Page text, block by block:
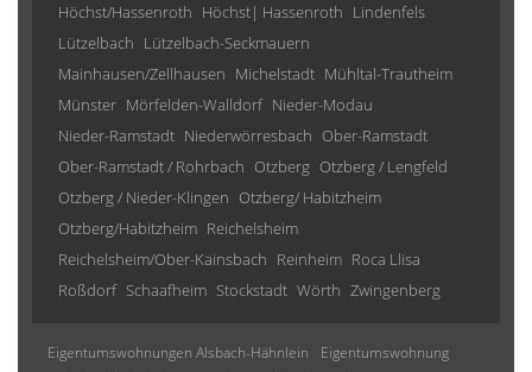
Höchst/Hassenroth Höchst| Hassenroth Lindenfels
Lützelbach Lützelbach-Seckmauern
Mainhausen/Zellhausen Michelstadt Mühltal-Trautheim
Münster Mörfelden-Walldorf Nieder-Modau
Nieder-Ramstadt Niederwörresbach Ober-Ramstadt
Ober-Ramstadt / Rohrbach Otzberg Otzberg / Lengfeld
Otzberg / Nieder-Klingen Otzberg/ Habitzheim
Otzberg/Habitzheim Reichelsheim
Reichelsheim/Ober-Kainsbach Reinheim Roca Llisa
Roßdorf Schaafheim Stockstadt Wörth Zwingenberg
Eigentumswohnungen Alsbach-Hähnlein
Eigentumswohnung